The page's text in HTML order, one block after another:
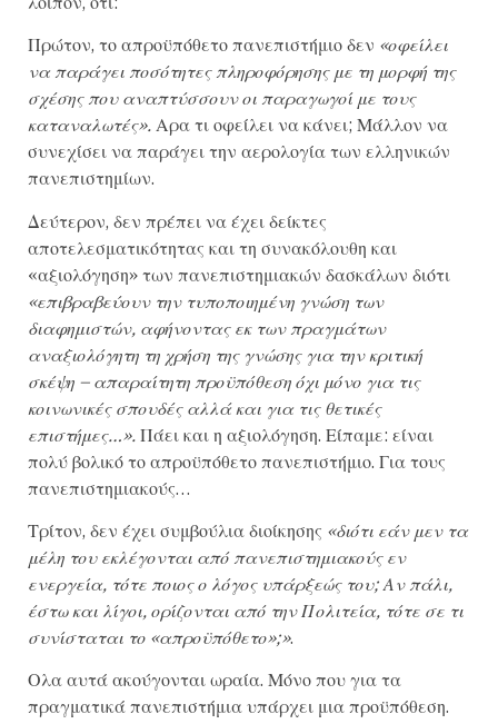
Πρώτον, το απροϋπόθετο πανεπιστήμιο δεν «οφείλει
να παράγει ποσότητες πληροφόρησης με τη μορφή της
σχέσης που αναπτύσσουν οι παραγωγοί με τους
καταναλωτές». Αρα τι οφείλει να κάνει; Μάλλον να
συνεχίσει να παράγει την αερολογία των ελληνικών
πανεπιστημίων.
Δεύτερον, δεν πρέπει να έχει δείκτες
αποτελεσματικότητας και τη συνακόλουθη και
«αξιολόγηση» των πανεπιστημιακών δασκάλων διότι
«επιβραβεύουν την τυποποιημένη γνώση των
διαφημιστών, αφήνοντας εκ των πραγμάτων
αναξιολόγητη τη χρήση της γνώσης για την κριτική
σκέψη – απαραίτητη προϋπόθεση όχι μόνο για τις
κοινωνικές σπουδές αλλά και για τις θετικές
επιστήμες…». Πάει και η αξιολόγηση. Είπαμε: είναι
πολύ βολικό το απροϋπόθετο πανεπιστήμιο. Για τους
πανεπιστημιακούς…
Τρίτον, δεν έχει συμβούλια διοίκησης «διότι εάν μεν τα
μέλη του εκλέγονται από πανεπιστημιακούς εν
ενεργεία, τότε ποιος ο λόγος υπάρξεώς του; Αν πάλι,
έστω και λίγοι, ορίζονται από την Πολιτεία, τότε σε τι
συνίσταται το «απροϋπόθετο»;».
Ολα αυτά ακούγονται ωραία. Μόνο που για τα
πραγματικά πανεπιστήμια υπάρχει μια προϋπόθεση.